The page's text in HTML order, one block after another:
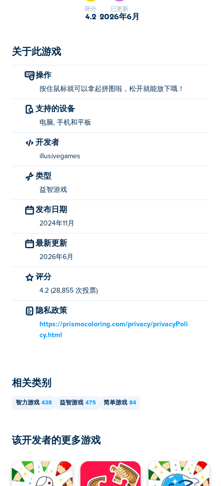
意在图像之间切换。您能拼凑出所有拼图吗？
使用鼠标左键单击并按住不同的拼图块，当拼图块位于正
谁创造了表情符号拼图？
Emoji Puzzles 由 Illusive Games 制作。在 上玩他们的其
他游戏 Poki (宝玩)：Prismo Puzzles
我如何免费玩表情符号拼图？
您可以在Poki 上免费玩表情符号拼图。
评分
4.2
已更新
2026年6月
关于此游戏
操作
按住鼠标就可以拿起拼图啦，松开就能放下哦！
支持的设备
电脑, 手机和平板
开发者
illusivegames
类型
益智游戏
发布日期
2024年11月
最新更新
2026年6月
评分
4.2 (28,855 次投票)
隐私政策
https://prismocoloring.com/privacy/privacyPoli
cy.html
相关类别
智力游戏 438 益智游戏 475 简单游戏 84
该开发者的更多游戏